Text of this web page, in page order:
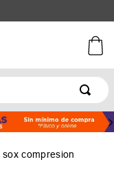
sox compresion